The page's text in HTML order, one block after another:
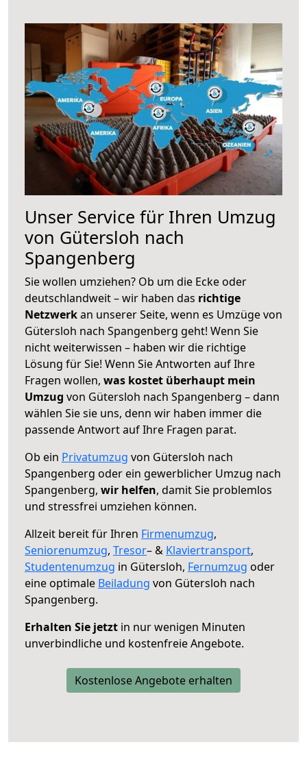
Unser Service für Ihren Umzug
von Gütersloh nach
Spangenberg
Sie wollen umziehen? Ob um die Ecke oder
deutschlandweit – wir haben das richtige
Netzwerkan unserer Seite, wenn es Umzüge von
Gütersloh nach Spangenberg geht! Wenn Sie
nicht weiterwissen – haben wir die richtige
Lösung für Sie! Wenn Sie Antworten auf Ihre
Fragen wollen, was kostet überhaupt mein
Umzug von Gütersloh nach Spangenberg – dann
wählen Sie sie uns, denn wir haben immer die
passende Antwort auf Ihre Fragen parat.
Ob ein Privatumzug von Gütersloh nach
Spangenberg oder ein gewerblicher Umzug nach
Spangenberg, wir helfen, damit Sie problemlos
und stressfrei umziehen können.
Allzeit bereit für Ihren Firmenumzug,
Seniorenumzug, Tresor– & Klaviertransport,
Studentenumzug in Gütersloh, Fernumzug oder
eine optimale Beiladung von Gütersloh nach
Spangenberg.
Erhalten Sie jetzt in nur wenigen Minuten
unverbindliche und kostenfreie Angebote.
Kostenlose Angebote erhalten